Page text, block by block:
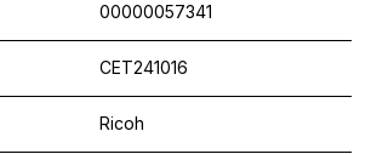
00000057341
CET241016
Ricoh